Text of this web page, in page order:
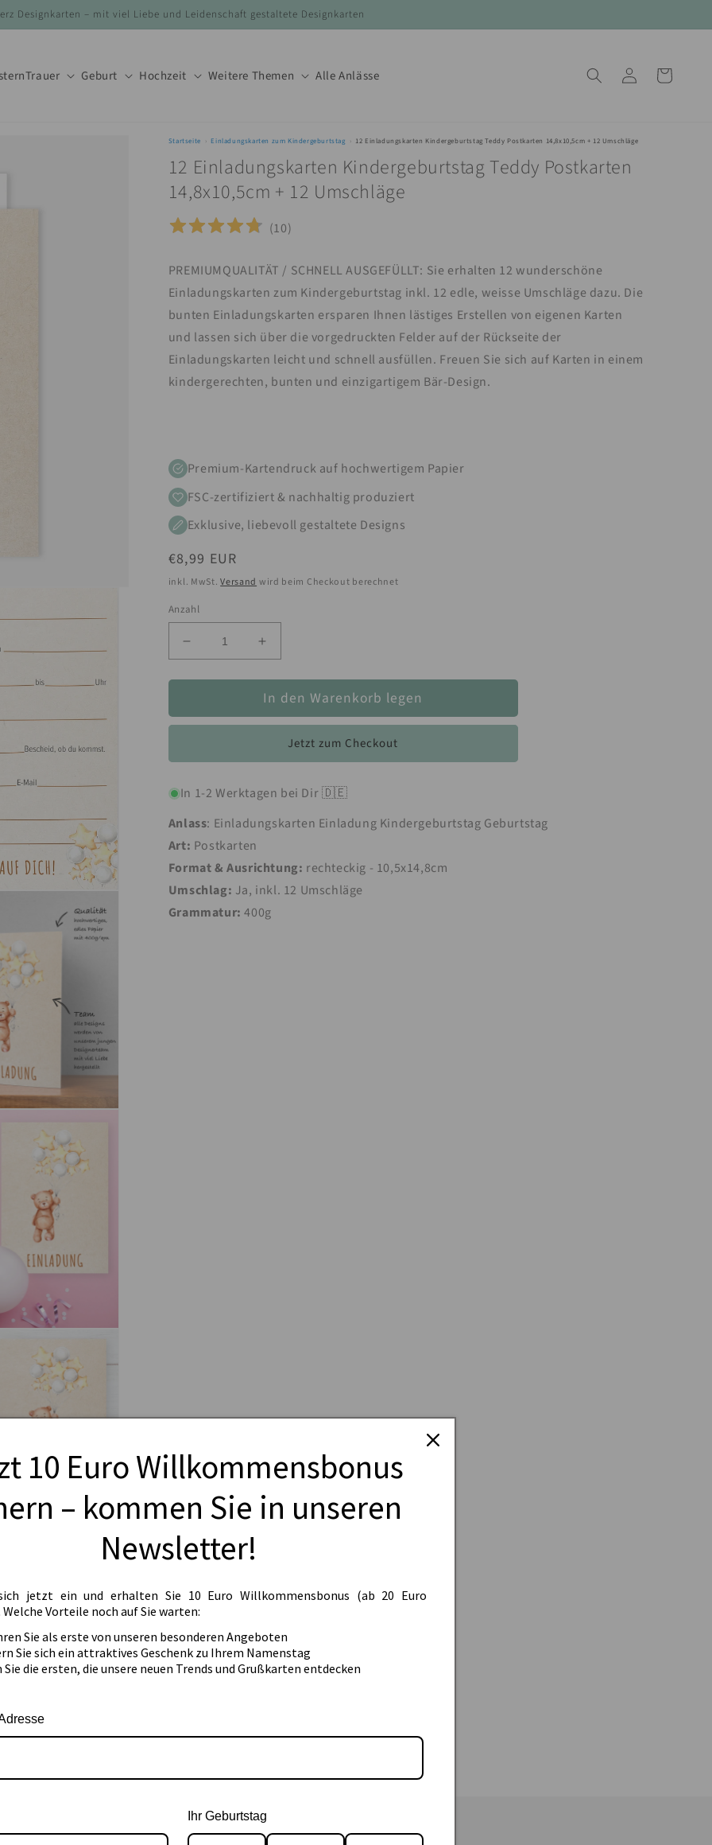
Designkarten – mit viel Liebe und Leidenschaft gestaltete Designkarten
Trauer Geburt Hochzeit Weitere Themen Alle Anlässe EinloggenWarenkorb
Startseite Einladungskarten zum Kindergeburtstag 12 Einladungskarten Kindergeburtstag Teddy Postkarten 14,8x10,5cm + 12 Umschläge
12 Einladungskarten Kindergeburtstag Teddy Postkarten
14,8x10,5cm + 12 Umschläge
(10)
PREMIUMQUALITÄT / SCHNELL AUSGEFÜLLT: Sie erhalten 12 wunderschöne
Einladungskarten zum Kindergeburtstag inkl. 12 edle, weisse Umschläge dazu. Die
bunten Einladungskarten ersparen Ihnen lästiges Erstellen von eigenen Karten
und lassen sich über die vorgedruckten Felder auf der Rückseite der
Einladungskarten leicht und schnell ausfüllen. Freuen Sie sich auf Karten in einem
kindergerechten, bunten und einzigartigem Bär-Design.
Premium-Kartendruck auf hochwertigem Papier
FSC-zertifiziert & nachhaltig produziert
Exklusive, liebevoll gestaltete Designs
Normaler
Preis
€8,99 EUR
inkl. MwSt.Versand wird beim Checkout berechnet
Anzahl
Verringere
die
Menge
12
Kindergeburtstag
Teddy
14,8x10,5cm
+
12
Umschläge
Erhöhe
die
Menge
für
12
Kindergeburtstag
Teddy
14,8x10,5cm
12
In den Warenkorb legen
Jetzt zum Checkout
In 1-2 Werktagen bei Dir 🇩🇪
Anlass: Einladungskarten Einladung Kindergeburtstag Geburtstag
Art: Postkarten
Format & Ausrichtung: rechteckig - 10,5x14,8cm
Umschlag: Ja, inkl. 12 Umschläge
Grammatur: 400g
10 Euro Willkommensbonus
– kommen Sie in unseren
Newsletter!
jetzt ein und erhalten Sie 10 Euro Willkommensbonus (ab 20 Euro
Welche Vorteile noch auf Sie warten:
Sie als erste von unseren besonderen Angeboten
Sie sich ein attraktives Geschenk zu Ihrem Namenstag
Sie die ersten, die unsere neuen Trends und Grußkarten entdecken
Ihr Geburtstag